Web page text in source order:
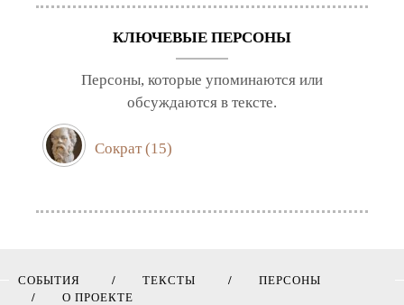
КЛЮЧЕВЫЕ ПЕРСОНЫ
Персоны, которые упоминаются или
обсуждаются в тексте.
Сократ(15)
СОБЫТИЯ ТЕКСТЫ
ПЕРСОНЫ
О ПРОЕКТЕ